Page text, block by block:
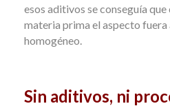
esos aditivos se conseguía
materia prima el aspecto
homogéneo.
Sin aditivos, ni